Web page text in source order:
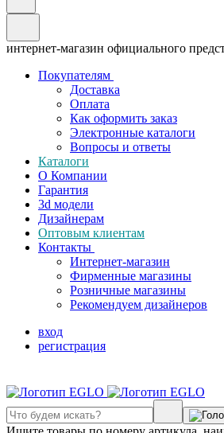
интернет-магазин официального
Покупателям
Доставка
Оплата
Как оформить заказ
Электронные каталоги
Вопросы и ответы
Каталоги
О Компании
Гарантия
3d модели
Дизайнерам
Оптовым клиентам
Контакты
Интернет-магазин
Фирменные магазины
Розничные магазины
Рекомендуем дизайнеров
вход
регистрация